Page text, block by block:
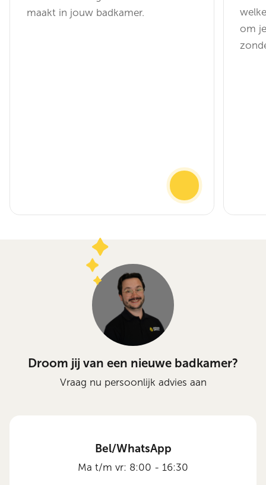
maakt in jouw badkamer.
om
Droom jij van een nieuwe badkamer?
Vraag nu persoonlijk advies aan
Bel/WhatsApp
Ma t/m vr: 8:00 - 16:30